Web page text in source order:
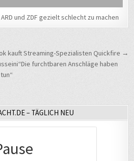
und ZDF gezielt schlecht zu machen
kauft Streaming-Spezialisten Quickfire →
furchtbaren Anschläge haben
– TÄGLICH NEU